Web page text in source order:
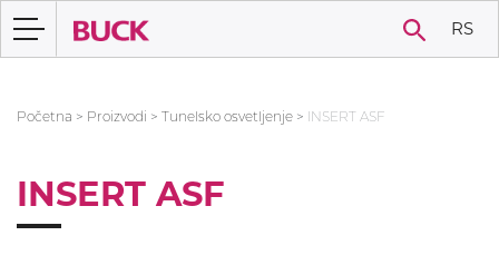
RS
Početna > Proizvodi > Tunelsko osvetljenje > INSERT ASF
INSERT ASF